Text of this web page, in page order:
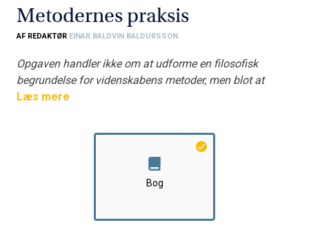
Metodernes praksis
AF REDAKTØR EINAR BALDVIN BALDURSSON
Opgaven handler ikke om at udforme en filosofisk
begrundelse for videnskabens metoder, men blot at
beskrive hvordan disse metoder fungerer og forklare,
god redegørelse for disse me­toder, selv om den
foretages på et relativt højt abstraktionsniveau,
understøtter en perspektivistisk snarere end en
objektivistisk forståelse af videnskabelig realisme.
Læs mere
Bog